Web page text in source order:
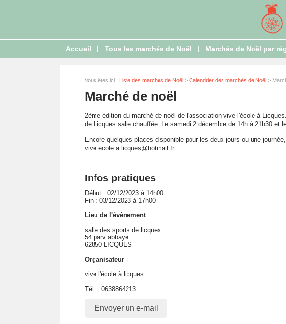
Accueil | Tous les marchés de Noël | Marchés de Noël par
Vous êtes ici : Liste des marchés de Noël > Calendrier des marchés de Noël >
Marché de noël
2ème édition du marché de noël de l'association vive l'école à
de Licques salle chauffée. Le samedi 2 décembre de 14h à 21h30 et
Encore quelques places disponible pour les deux jours ou une
vive.ecole.a.licques@hotmail.fr
Infos pratiques
Début : 02/12/2023 à 14h00
Fin : 03/12/2023 à 17h00
Lieu de l'évènement:
salle des sports de licques
54 parv abbaye
62850 LICQUES
Organisateur :
vive l'école à licques
Tél. : 0638864213
Envoyer un e-mail